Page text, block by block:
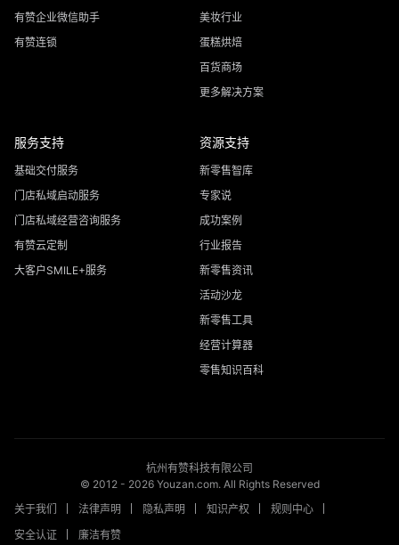
有赞企业微信助手
有赞连锁
美妆行业
蛋糕烘焙
百货商场
更多解决方案
服务支持
基础交付服务
门店私域启动服务
门店私域经营咨询服务
有赞云定制
大客户SMILE+服务
资源支持
新零售智库
专家说
成功案例
行业报告
新零售资讯
活动沙龙
新零售工具
经营计算器
零售知识百科
杭州有赞科技有限公司
© 2012 - 2026Youzan.com. All Rights Reserved
关于我们
法律声明 隐私声明 知识产权
规则中心
安全认证
廉洁有赞